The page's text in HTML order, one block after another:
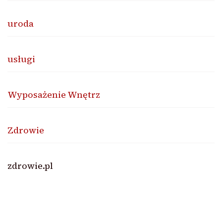
uroda
usługi
Wyposażenie Wnętrz
Zdrowie
zdrowie.pl